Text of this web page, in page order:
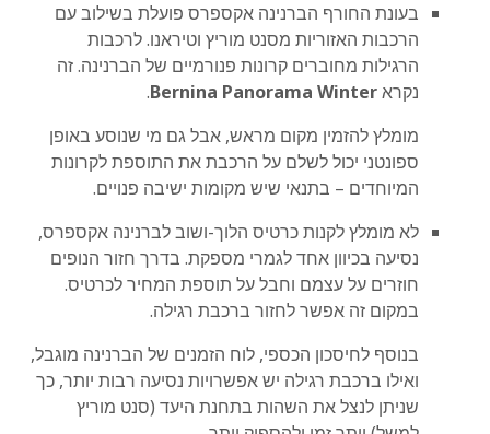
בעונת החורף הברנינה אקספרס פועלת בשילוב עם
הרכבות האזוריות מסנט מוריץ וטיראנו. לרכבות
הרגילות מחוברים קרונות פנורמיים של הברנינה. זה
נקראBernina Panorama Winter
.
מומלץ להזמין מקום מראש, אבל גם מי שנוסע באופן
ספונטני יכול לשלם על הרכבת את התוספת לקרונות
המיוחדים – בתנאי שיש מקומות ישיבה פנויים.
לא מומלץ לקנות כרטיס הלוך-ושוב לברנינה אקספרס,
נסיעה בכיוון אחד לגמרי מספקת. בדרך חזור הנופים
חוזרים על עצמם וחבל על תוספת המחיר לכרטיס.
במקום זה אפשר לחזור ברכבת רגילה.
בנוסף לחיסכון הכספי, לוח הזמנים של הברנינה מוגבל,
ואילו ברכבת רגילה יש אפשרויות נסיעה רבות יותר, כך
שניתן לנצל את השהות בתחנת היעד (סנט מוריץ